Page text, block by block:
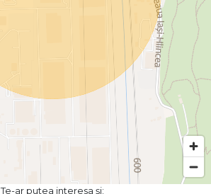
Te-ar putea interesa și: